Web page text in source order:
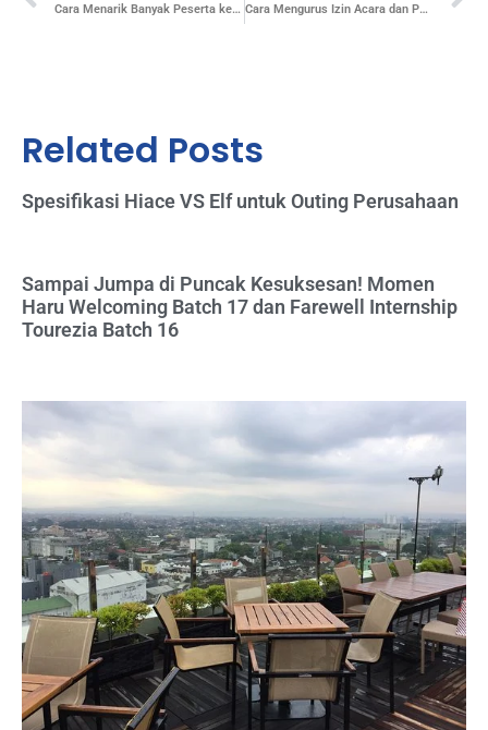
Cara Menarik Banyak Peserta ke Event Gratis Cara Mengurus Izin Acara dan Perizinan Event dengan Mudah
Related Posts
Spesifikasi Hiace VS Elf untuk Outing Perusahaan
Sampai Jumpa di Puncak Kesuksesan! Momen
Haru Welcoming Batch 17 dan Farewell Internship
Tourezia Batch 16